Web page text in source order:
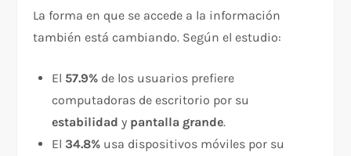
La forma en que se accede a la información
también está cambiando. Según el estudio:
El 57.9% de los usuarios prefiere
computadoras de escritorio por su
estabilidad y pantalla grande.
El34.8% usa dispositivos móviles por su